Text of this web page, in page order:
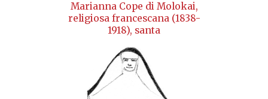
Marianna Cope di Molokai,
religiosa francescana (1838-
1918), santa